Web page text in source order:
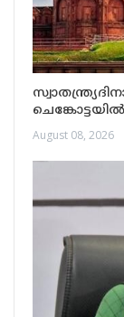
August 08, 2026